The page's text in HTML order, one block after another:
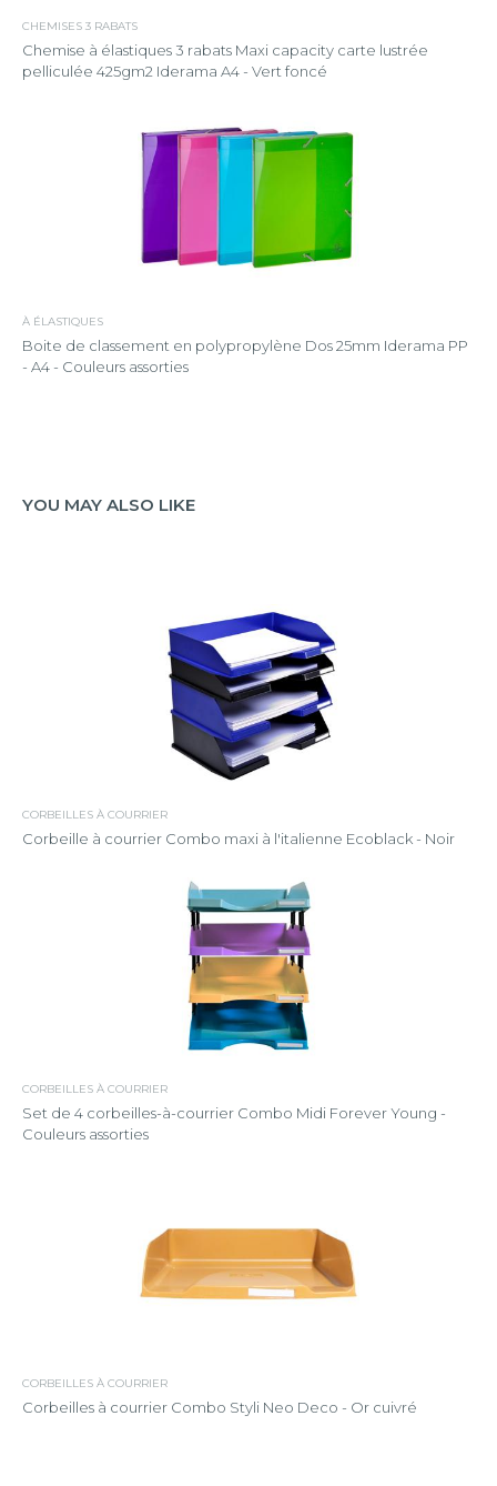
CHEMISES 3 RABATS
Chemise à élastiques 3 rabats Maxi capacity carte lustrée
pelliculée 425gm2 Iderama A4 - Vert foncé
À ÉLASTIQUES
Boite de classement en polypropylène Dos 25mm Iderama PP
- A4 - Couleurs assorties
YOU MAY ALSO LIKE
CORBEILLES À COURRIER
Corbeille à courrier Combo maxi à l'italienne Ecoblack - Noir
CORBEILLES À COURRIER
Set de 4 corbeilles-à-courrier Combo Midi Forever Young -
Couleurs assorties
CORBEILLES À COURRIER
Corbeilles à courrier Combo Styli Neo Deco - Or cuivré